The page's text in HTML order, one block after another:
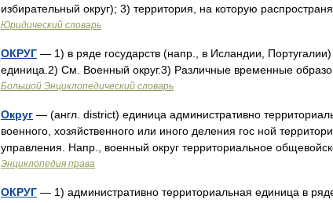
избирательный округ); 3) территория, на которую
Юридический словарь
ОКРУГ — 1) в ряде государств (напр., в Исландии,
единица.2) См. Военный округ.3) Различные временные
Большой Энциклопедический словарь
Округ — (англ. district) единица административно
военного, хозяйственного или иного деления гос ной
управления. Напр., военный округ территориальное
Энциклопедия права
ОКРУГ — 1) административно территориальная единица в